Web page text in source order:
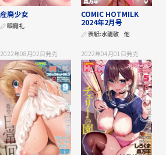
産廃少女
眼魔礼
COMIC HOTMILK
2024年2月号
表紙:水龍敬 他
2022年08月02日発売 2022年04月01日発売